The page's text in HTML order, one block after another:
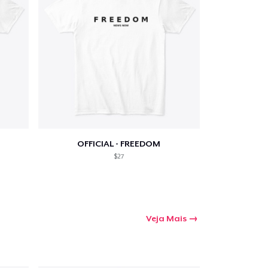
OFFICIAL - FREEDOM
$27
Veja Mais